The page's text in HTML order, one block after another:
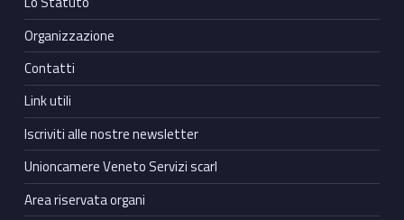
Organizzazione
Contatti
Link utili
Iscriviti alle nostre newsletter
Unioncamere Veneto Servizi scarl
Area riservata organi